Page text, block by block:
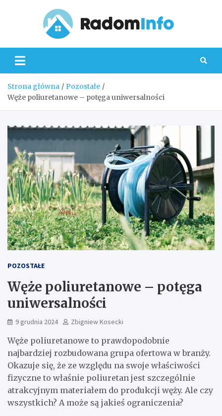
Strona główna
Pozostałe
Węże poliuretanowe – potęga uniwersalności
POZOSTAŁE
Węże poliuretanowe – potęga
uniwersalności
9 grudnia 2024 Zbigniew Kosecki
Węże poliuretanowe to prawdopodobnie
najbardziej rozbudowana grupa ofertowa w branży.
Okazuje się, że ze względu na swoje właściwości
fizyczne to właśnie poliuretan jest szczególnie
atrakcyjnym materiałem do produkcji węży. Ale czy
wszystkich? A może są jakieś ograniczenia?